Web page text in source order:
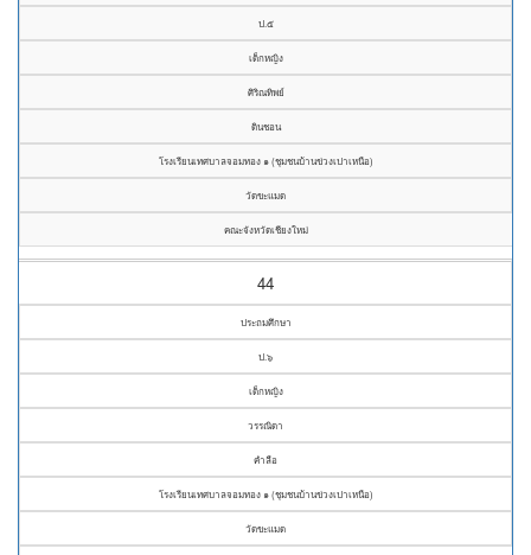
ป.๕
เด็กหญิง
ศิริณทิพย์
ดินชอน
โรงเรียนเทศบาลจอมทอง ๑ (ชุมชนบ้านข่วงเปาเหนือ)
วัดขะแมด
คณะจังหวัดเชียงใหม่
44
ประถมศึกษา
ป.๖
เด็กหญิง
วรรณิดา
คำลือ
โรงเรียนเทศบาลจอมทอง ๑ (ชุมชนบ้านข่วงเปาเหนือ)
วัดขะแมด